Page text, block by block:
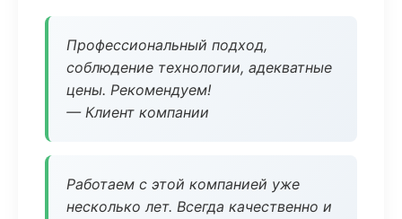
Профессиональный подход,
соблюдение технологии, адекватные
цены. Рекомендуем!
— Клиент компании
Работаем с этой компанией уже
несколько лет. Всегда качественно и